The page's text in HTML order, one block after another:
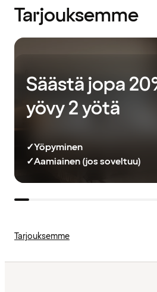
Tarjouksemme
Säästä jopa
yövy 2 yötä
✓Yöpyminen
✓Aamiainen (jos soveltuu)
Tarjouksemme